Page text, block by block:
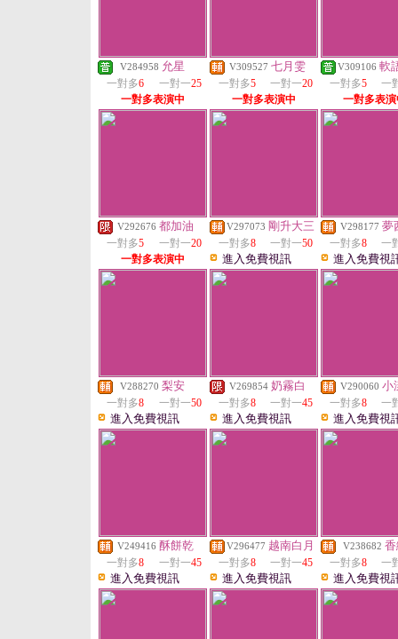
V284958 允星
一對多6 一對一25
一對多表演中
V309527 七月雯
一對多5 一對一20
一對多表演中
V309106 軟
一對多5
一
一對多表
V292676 都加油
一對多5 一對一20
一對多表演中
V297073 剛升大三
一對多8 一對一50
進入免費視訊
V298177 夢
一對多8 一
進入免費視
V288270 梨安
一對多8 一對一50
進入免費視訊
V269854 奶霧白
一對多8 一對一45
進入免費視訊
V290060 小
一對多8 一
進入免費視
V249416 酥餅乾
一對多8 一對一45
進入免費視訊
V296477 越南白月
一對多8 一對一45
進入免費視訊
V238682
一對多8 一
進入免費視